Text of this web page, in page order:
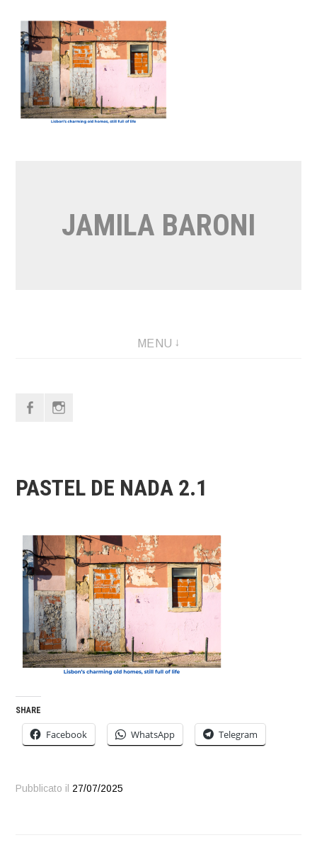
Vai
al
contenuto
JAMILA BARONI
MENU
PASTEL DE NADA 2.1
SHARE
Facebook WhatsApp Telegram
Pubblicato il 27/07/2025